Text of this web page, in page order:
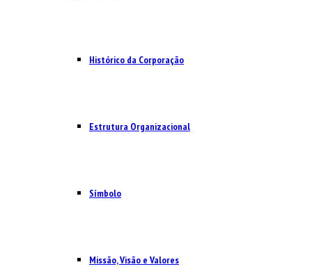
Histórico da Corporação
Estrutura Organizacional
Símbolo
Missão, Visão e Valores